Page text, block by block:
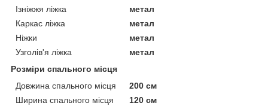
Ізніжжя ліжка
метал
Каркас ліжка
метал
Ніжки
метал
Узголів'я ліжка
метал
Розміри спального місця
Довжина спального місця
200 см
Ширина спального місця
120 см